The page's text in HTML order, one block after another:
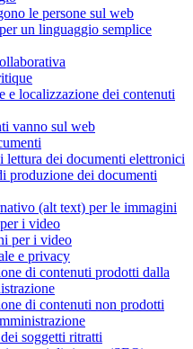
le persone sul web
un linguaggio semplice
e localizzazione dei contenuti
vanno sul web
lettura dei documenti elettronici
produzione dei documenti
(alt text) per le immagini
i video
per i video
e privacy
di contenuti prodotti dalla
di contenuti non prodotti
soggetti ritratti